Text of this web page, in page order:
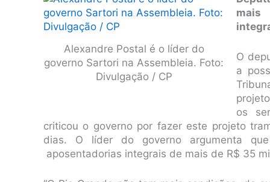
Alexandre Postal é o líder do
governo Sartori na Assembleia. Foto:
Divulgação / CP
mais
O
a
os
criticou o governo por fazer este projeto
dias. O líder do governo argumenta
aposentadorias integrais de mais de R$ 35